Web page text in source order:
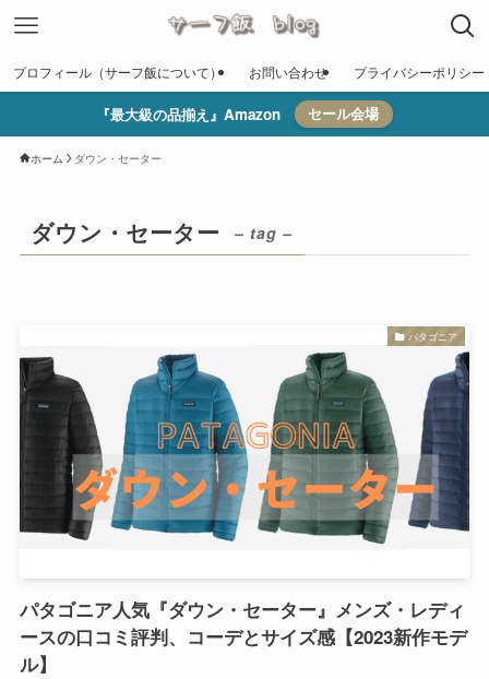
プロフィール（サーフ飯について） お問い合わせ プライバシーポリシー
『最大級の品揃え』Amazon セール会場
ホーム ダウン・セーター
ダウン・セーター – tag –
パタゴニア
パタゴニア人気『ダウン・セータ​​ー』メンズ・レディ
ースの口コミ評判、コーデとサイズ感【2023新作モデ
ル】